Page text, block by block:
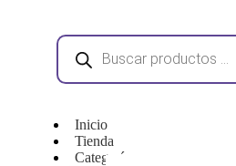
Inicio
Tienda
Categoría